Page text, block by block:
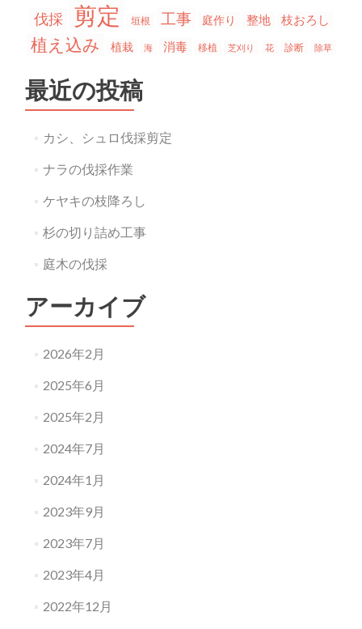
伐採 剪定 垣根 工事 庭作り 整地 枝おろし
植え込み 植栽 海 消毒 移植 芝刈り 花 診断 除草
最近の投稿
カシ、シュロ伐採剪定
ナラの伐採作業
ケヤキの枝降ろし
杉の切り詰め工事
庭木の伐採
アーカイブ
2026年2月
2025年6月
2025年2月
2024年7月
2024年1月
2023年9月
2023年7月
2023年4月
2022年12月